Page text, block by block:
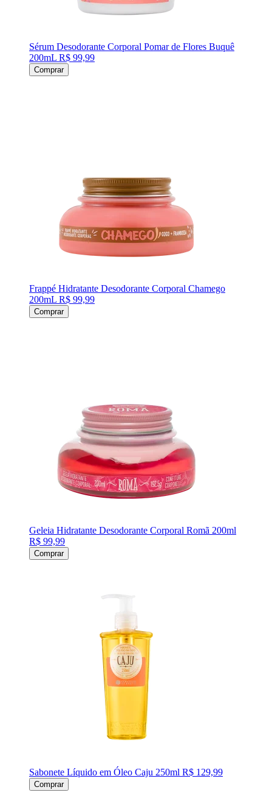
Sérum Desodorante Corporal Pomar de Flores Buquê
200mL R$ 99,99
Comprar
Frappé Hidratante Desodorante Corporal Chamego
200mL R$ 99,99
Comprar
Geleia Hidratante Desodorante Corporal Romã 200ml
R$ 99,99
Comprar
Sabonete Líquido em Óleo Caju 250ml R$ 129,99
Comprar